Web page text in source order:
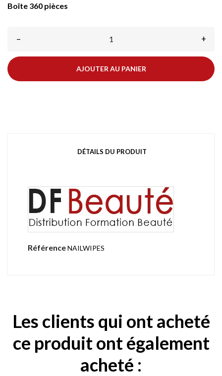
Boîte 360 pièces
– +
AJOUTER AU PANIER
DÉTAILS DU PRODUIT
RéférenceNAILWIPES
Les clients qui ont acheté
ce produit ont également
acheté :